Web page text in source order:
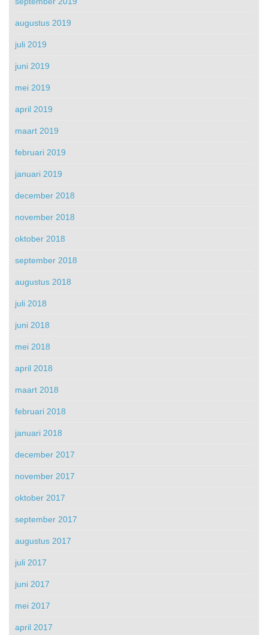
augustus 2019
juli 2019
juni 2019
mei 2019
april 2019
maart 2019
februari 2019
januari 2019
december 2018
november 2018
oktober 2018
september 2018
augustus 2018
juli 2018
juni 2018
mei 2018
april 2018
maart 2018
februari 2018
januari 2018
december 2017
november 2017
oktober 2017
september 2017
augustus 2017
juli 2017
juni 2017
mei 2017
april 2017